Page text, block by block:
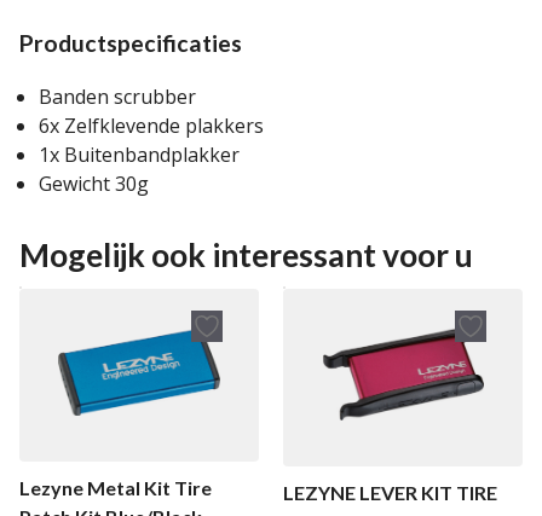
Productspecificaties
Banden scrubber
6x Zelfklevende plakkers
1x Buitenbandplakker
Gewicht 30g
Mogelijk ook interessant voor u
Lezyne Metal Kit Tire
LEZYNE LEVER KIT TIRE